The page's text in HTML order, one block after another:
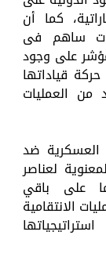
كما أن
ساهم فى
على وجود
قياداتها
العمليات
العسكرية ضد
لعناصر
على باقي
الانتقامية